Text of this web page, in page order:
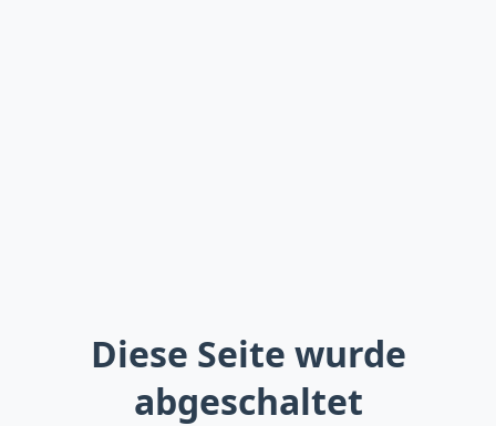
Diese Seite wurde
abgeschaltet